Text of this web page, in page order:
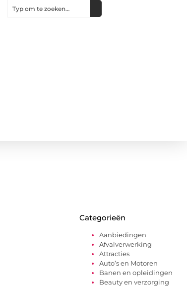
Categorieën
Aanbiedingen
Afvalverwerking
Attracties
Auto’s en Motoren
Banen en opleidingen
Beauty en verzorging